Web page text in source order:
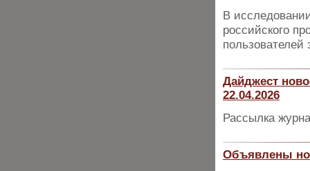
В
российского
Дайджест
22.04.2026
Рассылка
Объявлены